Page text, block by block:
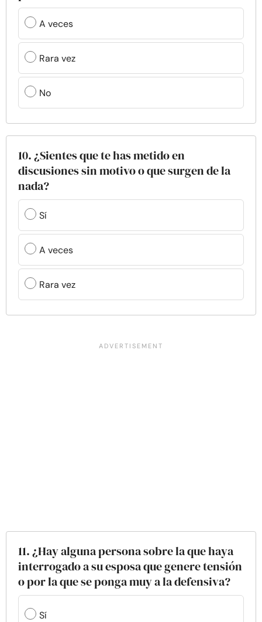
A veces
Rara vez
No
10. ¿Sientes que te has metido en
discusiones sin motivo o que surgen de la
nada?
Sí
A veces
Rara vez
11. ¿Hay alguna persona sobre la que haya
interrogado a su esposa que genere tensión
o por la que se ponga muy a la defensiva?
Sí